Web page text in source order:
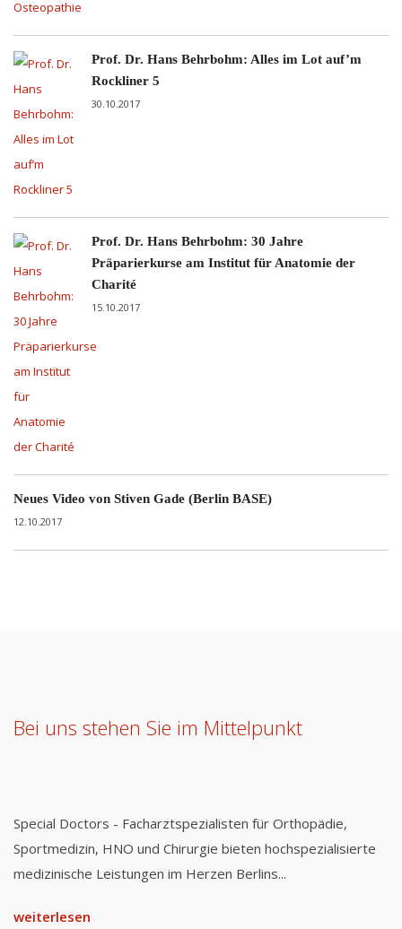
Prof. Dr. Hans Behrbohm: Alles im Lot auf’m
Rockliner 5
30.10.2017
Prof. Dr. Hans Behrbohm: 30 Jahre
Präparierkurse am Institut für Anatomie der
Charité
15.10.2017
Neues Video von Stiven Gade (Berlin BASE)
12.10.2017
Bei uns stehen Sie im Mittelpunkt
Special Doctors - Facharztspezialisten für Orthopädie,
Sportmedizin, HNO und Chirurgie bieten hochspezialisierte
medizinische Leistungen im Herzen Berlins...
weiterlesen